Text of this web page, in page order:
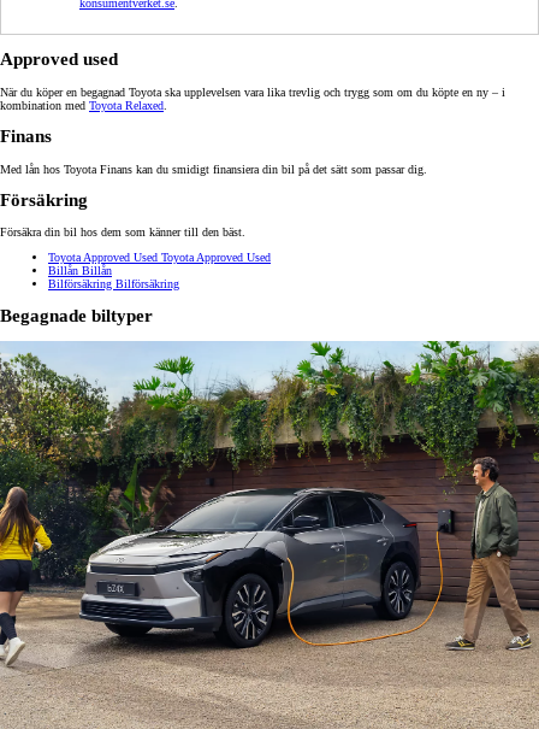
konsumentverket.se
Approved used
När du köper en begagnad Toyota ska upplevelsen vara lika trevlig och trygg som om du köpte en ny – i
kombination med Toyota Relaxed
Finans
Med lån hos Toyota Finans kan du smidigt finansiera din bil på det sätt som passar dig.
Försäkring
Försäkra din bil hos dem som känner till den bäst.
Toyota Approved Used Toyota Approved Used
Billån Billån
Bilförsäkring Bilförsäkring
Begagnade biltyper